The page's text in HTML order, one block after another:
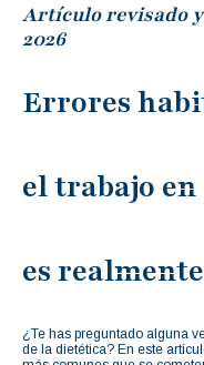
Artículo revisado
2026
Errores
el trabajo
es
¿Te has preguntado alguna
de la dietética? En este